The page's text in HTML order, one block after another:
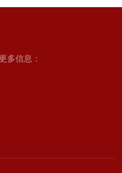
多信息：